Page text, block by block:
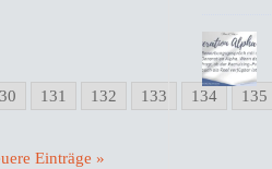
131 132 133 134 135
Einträge »